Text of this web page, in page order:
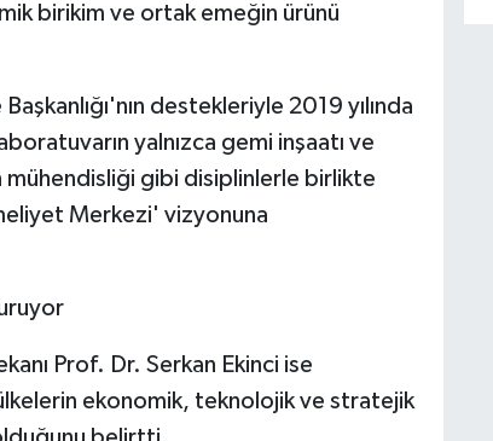
birikim ve ortak emeğin ürünü
destekleriyle 2019 yılında
yalnızca gemi inşaatı ve
mühendisliği gibi disiplinlerle birlikte
Merkezi' vizyonuna
Prof. Dr. Serkan Ekinci ise
ekonomik, teknolojik ve stratejik